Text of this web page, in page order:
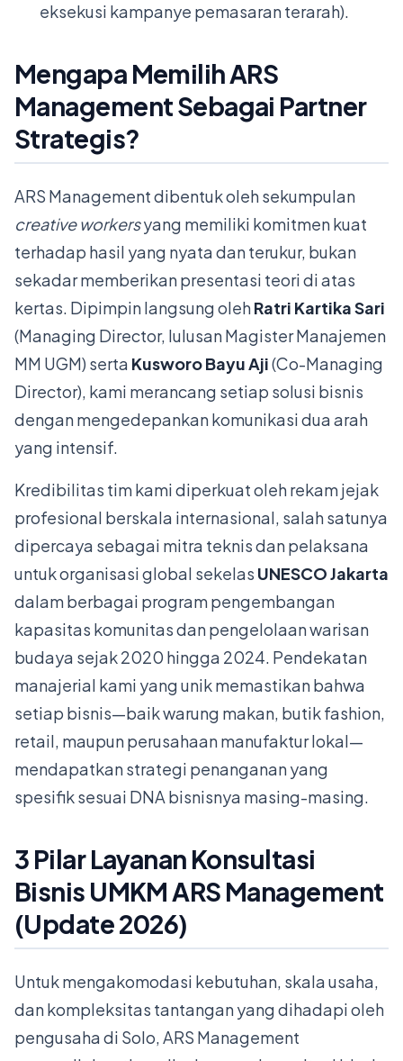
eksekusi kampanye pemasaran terarah).
Mengapa Memilih ARS
Management Sebagai Partner
Strategis?
ARS Management dibentuk oleh sekumpulan
creative workersyang memiliki komitmen kuat
terhadap hasil yang nyata dan terukur, bukan
sekadar memberikan presentasi teori di atas
kertas. Dipimpin langsung olehRatri Kartika Sari
(Managing Director, lulusan Magister Manajemen
MM UGM) serta Kusworo Bayu Aji(Co-Managing
Director), kami merancang setiap solusi bisnis
dengan mengedepankan komunikasi dua arah
yang intensif.
Kredibilitas tim kami diperkuat oleh rekam jejak
profesional berskala internasional, salah satunya
dipercaya sebagai mitra teknis dan pelaksana
untuk organisasi global sekelas UNESCO Jakarta
dalam berbagai program pengembangan
kapasitas komunitas dan pengelolaan warisan
budaya sejak 2020 hingga 2024. Pendekatan
manajerial kami yang unik memastikan bahwa
setiap bisnis—baik warung makan, butik fashion,
retail, maupun perusahaan manufaktur lokal—
mendapatkan strategi penanganan yang
spesifik sesuai DNA bisnisnya masing-masing.
3 Pilar Layanan Konsultasi
Bisnis UMKM ARS Management
(Update 2026)
Untuk mengakomodasi kebutuhan, skala usaha,
dan kompleksitas tantangan yang dihadapi oleh
pengusaha di Solo, ARS Management